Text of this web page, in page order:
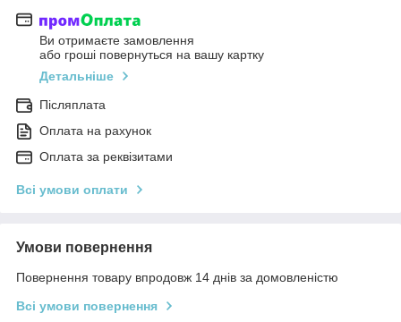
Ви отримаєте замовлення
або гроші повернуться на вашу картку
Детальніше
Післяплата
Оплата на рахунок
Оплата за реквізитами
Всі умови оплати
Умови повернення
Повернення товару впродовж 14 днів за домовленістю
Всі умови повернення